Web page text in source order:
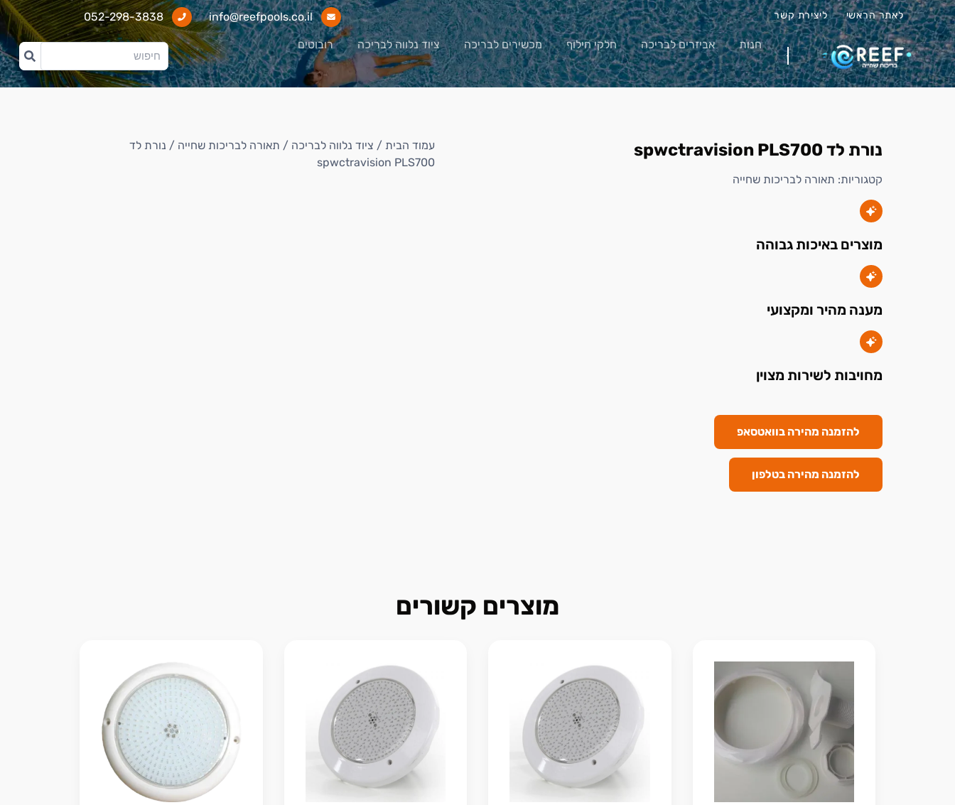
לאתר הראשי ליצירת קשר info@reefpools.co.il
052-298-3838
חנות אביזרים לבריכה חלקי חילוף מכשירים לבריכה ציוד נלווה לבריכה רובוטים
נורת לד spwctravision PLS700
קטגוריות: תאורה לבריכות שחייה
מוצרים באיכות גבוהה
מענה מהיר ומקצועי
מחויבות לשירות מצוין
להזמנה מהירה בוואטסאפ
להזמנה מהירה בטלפון
עמוד הבית / ציוד נלווה לבריכה / תאורה לבריכות שחייה / נורת לד
spwctravision PLS700
מוצרים קשורים